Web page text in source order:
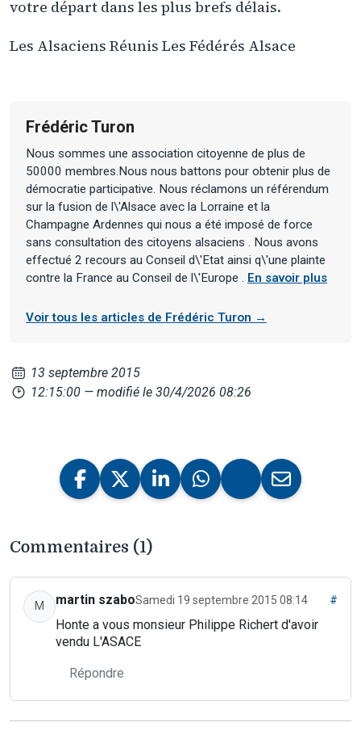
votre départ dans les plus brefs délais.
Les Alsaciens Réunis Les Fédérés Alsace
Frédéric Turon
Nous sommes une association citoyenne de plus de
50000 membres.Nous nous battons pour obtenir plus de
démocratie participative. Nous réclamons un référendum
sur la fusion de l\'Alsace avec la Lorraine et la
Champagne Ardennes qui nous a été imposé de force
sans consultation des citoyens alsaciens . Nous avons
effectué 2 recours au Conseil d\'Etat ainsi q\'une plainte
contre la France au Conseil de l\'Europe . En savoir plus
Voir tous les articles de Frédéric Turon →
13 septembre 2015
12:15:00 — modifié le 30/4/2026 08:26
Commentaires (1)
M martin szaboSamedi 19 septembre 2015 08:14 #
Honte a vous monsieur Philippe Richert d'avoir
vendu L'ASACE
Répondre